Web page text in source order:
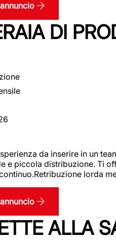
DI
da inserire in un
e piccola distribuzione. Ti
lorda
ALLA